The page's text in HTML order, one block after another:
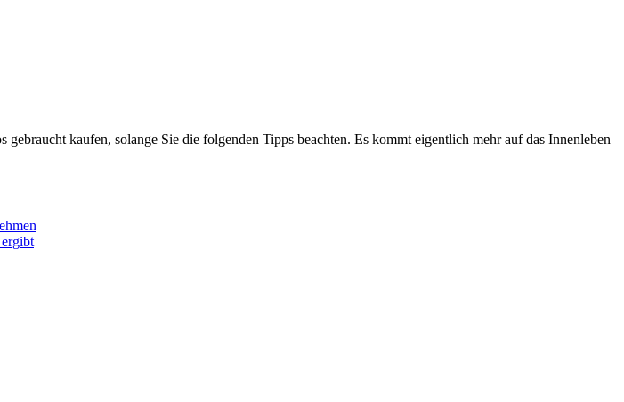
kaufen, solange Sie die folgenden Tipps beachten. Es kommt eigentlich mehr auf das Innenleben